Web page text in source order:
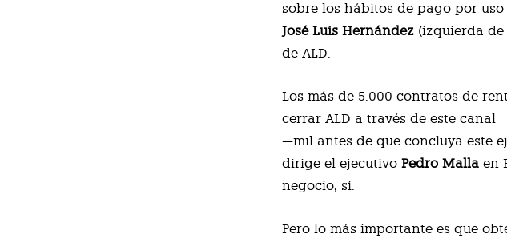
sobre los hábitos de pago por
José Luis Hernández (izquierda de
de ALD.
Los más de 5.000 contratos de
cerrar ALD a través de este canal
—mil antes de que concluya este
dirige el ejecutivoPedro Malla en
negocio, sí.
Pero lo más importante es que